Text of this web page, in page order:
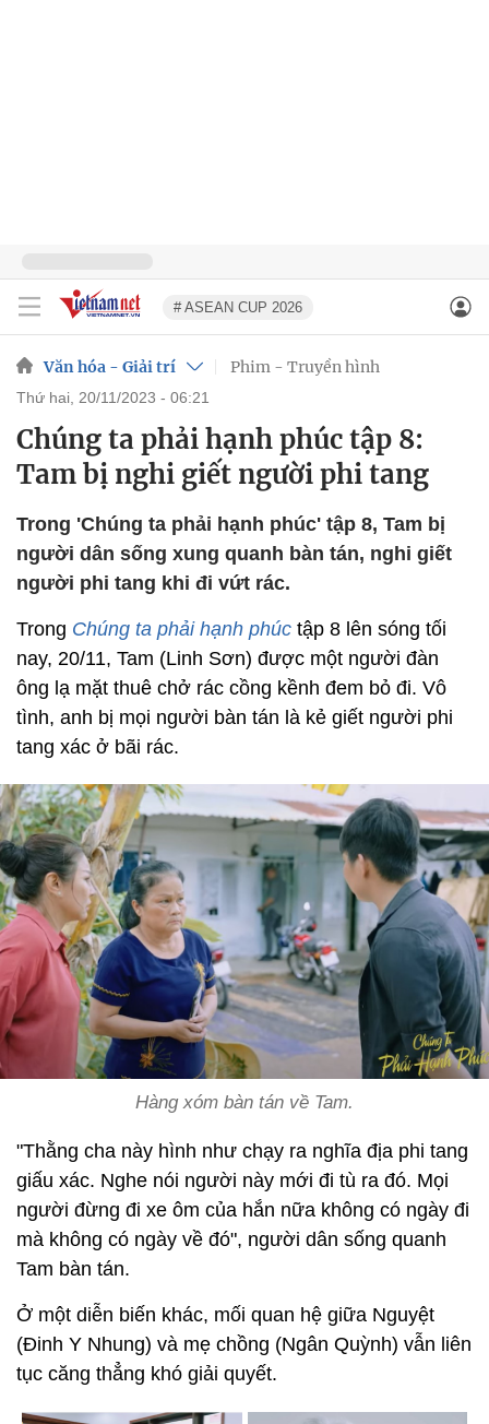
# ASEAN CUP 2026
Văn hóa - Giải trí Phim - Truyền hình
thứ hai, 20/11/2023 - 06:21
Chúng ta phải hạnh phúc tập 8:
Tam bị nghi giết người phi tang
Trong 'Chúng ta phải hạnh phúc' tập 8, Tam bị
người dân sống xung quanh bàn tán, nghi giết
người phi tang khi đi vứt rác.
Trong Chúng ta phải hạnh phúc tập 8 lên sóng tối
nay, 20/11, Tam (Linh Sơn) được một người đàn
ông lạ mặt thuê chở rác cồng kềnh đem bỏ đi. Vô
tình, anh bị mọi người bàn tán là kẻ giết người phi
tang xác ở bãi rác.
Hàng xóm bàn tán về Tam.
"Thằng cha này hình như chạy ra nghĩa địa phi tang
giấu xác. Nghe nói người này mới đi tù ra đó. Mọi
người đừng đi xe ôm của hắn nữa không có ngày đi
mà không có ngày về đó", người dân sống quanh
Tam bàn tán.
Ở một diễn biến khác, mối quan hệ giữa Nguyệt
(Đinh Y Nhung) và mẹ chồng (Ngân Quỳnh) vẫn liên
tục căng thẳng khó giải quyết.